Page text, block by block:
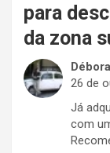
para
da zona
26 de
Já
com